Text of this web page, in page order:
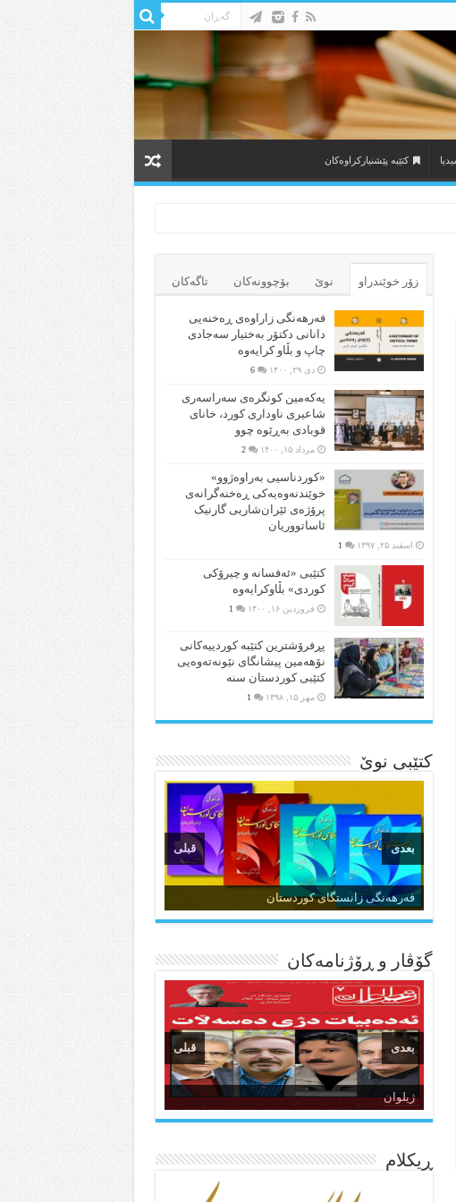
کتێبه‌ پێشنیارکراوه‌کان
زۆر خوێندراو نوێ بۆچوونه‌کان تاگەکان
فەرهەنگی زاراوەی ڕەخنەیی
دانانی دکتۆر بەختیار سەجادی
چاپ و بڵاو کرایەوە
دی ۲۹, ۱۴۰۰ 6
یەکەمین کونگرەی سەراسەری
شاعیری‌ ناوداری کورد، خانای
قوبادی بەڕێوە چوو
مرداد ۱۵, ۱۴۰۰ 2
«کوردناسیی بەراوەژوو»
خوێندنەوەیەکی ڕەخنەگرانەی
پرۆژەی ئێران‌شاریی گارنیک
ئاساتووریان
اسفند ۲۵, ۱۳۹۷ 1
کتێبی «ئەفسانە و چیرۆکی
کوردی» بڵاوکرایەوە
فروردین ۱۶, ۱۴۰۰ 1
پڕفرۆشترین کتێبە کوردییەکانی
نۆهەمین پیشانگای نێونەتەوەیی
کتێبی کوردستان سنە
مهر ۱۵, ۱۳۹۸ 1
کتێبی نوێ
فەرهەنگی زانستگای کوردستان
زمان و وێژەی کوردی
قبلی بعدی
گۆڤار و ڕۆژنامه‌کان
ژیلوان
ده‌نگی کوردستان
ئاژانسی هەواڵی مێهر
قبلی بعدی
ڕیکلام